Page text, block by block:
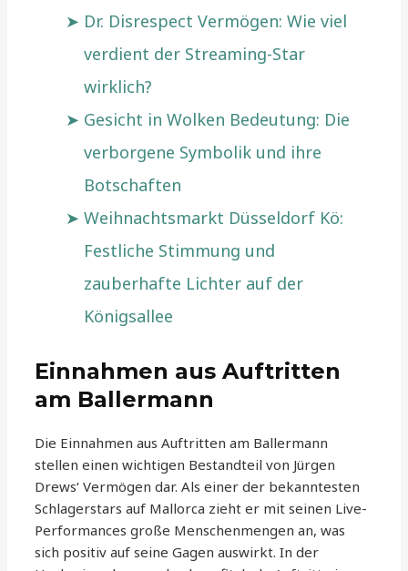
Dr. Disrespect Vermögen: Wie viel
verdient der Streaming-Star
wirklich?
Gesicht in Wolken Bedeutung: Die
verborgene Symbolik und ihre
Botschaften
Weihnachtsmarkt Düsseldorf Kö:
Festliche Stimmung und
zauberhafte Lichter auf der
Königsallee
Einnahmen aus Auftritten
am Ballermann
Die Einnahmen aus Auftritten am Ballermann
stellen einen wichtigen Bestandteil von Jürgen
Drews‘ Vermögen dar. Als einer der bekanntesten
Schlagerstars auf Mallorca zieht er mit seinen Live-
Performances große Menschenmengen an, was
sich positiv auf seine Gagen auswirkt. In der